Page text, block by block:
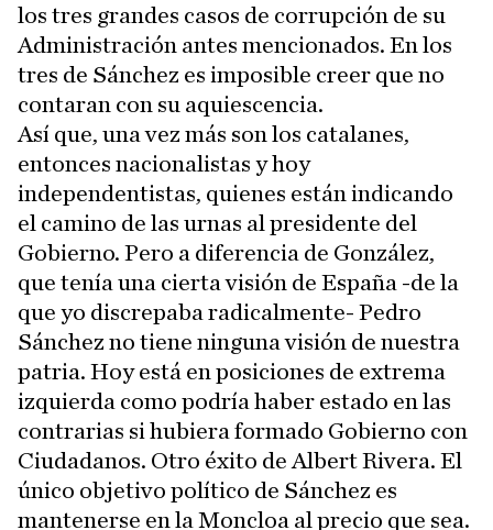
los tres grandes casos de corrupción de su
Administración antes mencionados. En los
tres de Sánchez es imposible creer que no
contaran con su aquiescencia.
Así que, una vez más son los catalanes,
entonces nacionalistas y hoy
independentistas, quienes están indicando
el camino de las urnas al presidente del
Gobierno. Pero a diferencia de González,
que tenía una cierta visión de España -de la
que yo discrepaba radicalmente- Pedro
Sánchez no tiene ninguna visión de nuestra
patria. Hoy está en posiciones de extrema
izquierda como podría haber estado en las
contrarias si hubiera formado Gobierno con
Ciudadanos. Otro éxito de Albert Rivera. El
único objetivo político de Sánchez es
mantenerse en la Moncloa al precio que sea.